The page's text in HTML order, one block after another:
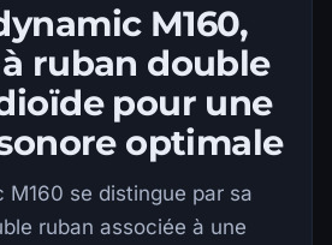
M160,
ruban double
pour une
optimale
M160 se distingue par sa
ruban associée à une